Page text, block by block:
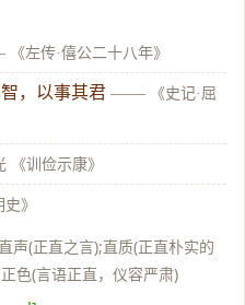
《左传·僖公二十八年》
，以事其君 ——
《史记·屈
《训俭示康》
史》
声(正直之言);直质(正直朴实的
色(言语正直，仪容严肃)